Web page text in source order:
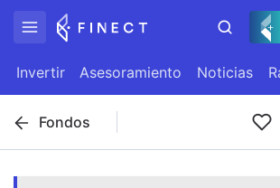
Invertir Asesoramiento Noticias
Fondos